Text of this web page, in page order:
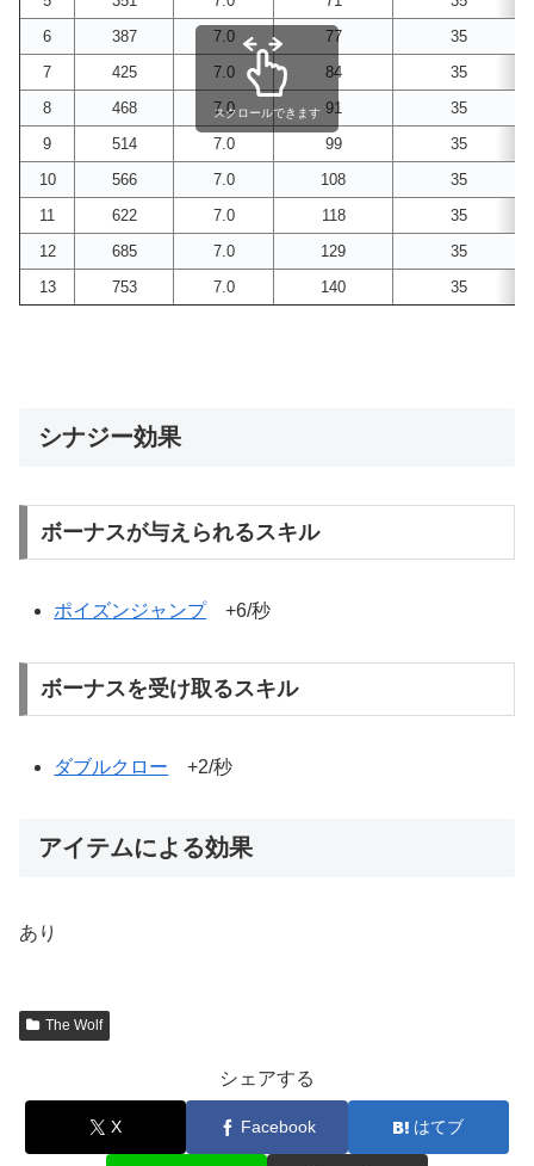
6
387 7.0 77
35
7
425 7.0 84
35
8
468 7.0 91
35
9
514 7.0 99
35
10
566 7.0 108
35
11
622 7.0 118
35
12
685 7.0 129 35
13
753 7.0 140 35
スクロールできます
シナジー効果
ボーナスが与えられるスキル
ポイズンジャンプ+6/秒
ボーナスを受け取るスキル
ダブルクロー +2/秒
アイテムによる効果
あり
The Wolf
シェアする
X Facebook はてブ